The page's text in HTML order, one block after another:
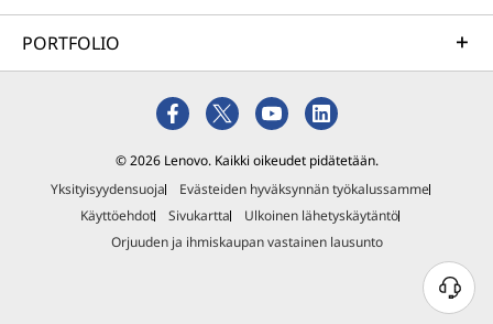
PORTFOLIO
© 2026 Lenovo. Kaikki oikeudet pidätetään.
Yksityisyydensuoja
Evästeiden hyväksynnän työkalussamme
Käyttöehdot
Sivukartta
Ulkoinen lähetyskäytäntö
Orjuuden ja ihmiskaupan vastainen lausunto